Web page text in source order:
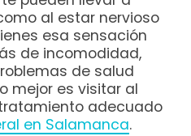
al estar nervioso
esa sensación
de incomodidad,
de salud
mejor es visitar al
adecuado
en Salamanca.